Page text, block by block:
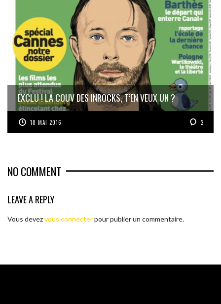
EXCLU ! LA COUV DES INROCKS, T’EN VEUX UN ?
10 MAI 2016 2
NO COMMENT
LEAVE A REPLY
Vous devezvous connecterpour publier un commentaire.